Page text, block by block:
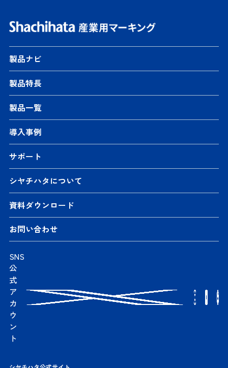
製品ナビ
製品特長
製品一覧
導入事例
サポート
シヤチハタについて
資料ダウンロード
お問い合わせ
SNS
公
式
ア
カ
ウ
ン
ト